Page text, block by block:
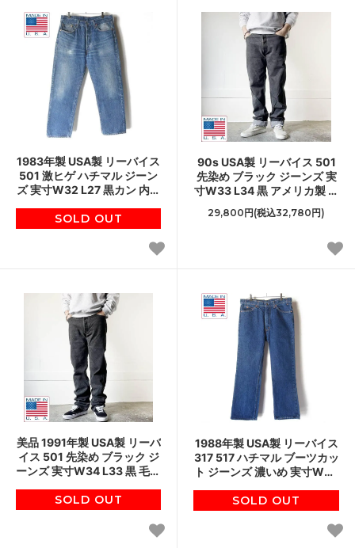
1983年製 USA製 リーバイス
501 激ヒゲ ハチマル ジーン
ズ 実寸W32 L27 黒カン 内股
ステッチ D151
SOLD OUT
90s USA製 リーバイス 501
先染め ブラック ジーンズ 実
寸W33 L34 黒 アメリカ製 ビ
ンテージ D151
29,800円(税込32,780円)
美品 1991年製 USA製 リーバ
イス 501 先染め ブラック ジ
ーンズ 実寸W34 L33 黒 毛羽
ージ D151
SOLD OUT
1988年製 USA製 リーバイス
317 517 ハチマル ブーツカッ
ト ジーンズ 濃いめ 実寸W34
ージ D150
SOLD OUT